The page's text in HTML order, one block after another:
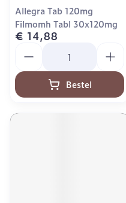
Allegra Tab 120mg
Filmomh Tabl 30x120mg
€ 14,88
Bestel